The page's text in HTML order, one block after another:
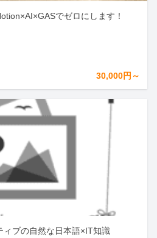
でゼロにします！
30,000円～
ブの自然な日本語×IT知識